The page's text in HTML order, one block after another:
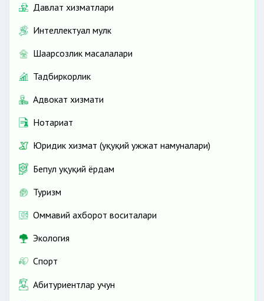
Давлат хизматлари
Интеллектуал мулк
Шаҳарсозлик масалалари
Тадбиркорлик
Адвокат хизмати
Нотариат
Юридик хизмат (ҳуқуқий ҳужжат намуналари)
Бепул ҳуқуқий ёрдам
Туризм
Оммавий ахборот воситалари
Экология
Спорт
Абитуриентлар учун